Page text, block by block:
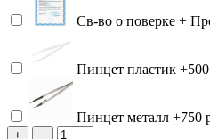
Св-во о поверке +
Пинцет пластик
Пинцет металл +750
+
−